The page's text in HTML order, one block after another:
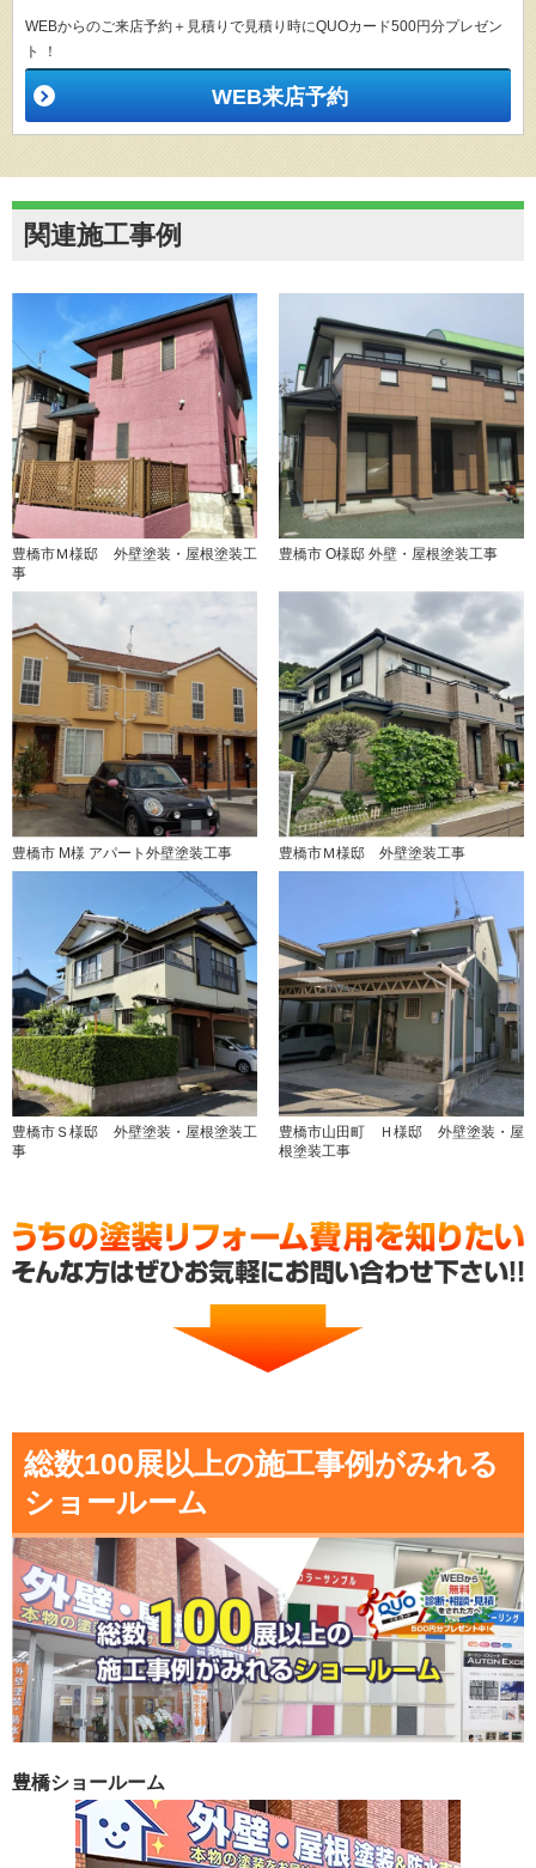
WEBからのご来店予約＋見積りで見積り時にQUOカード500円分プレゼン
ト ！
WEB来店予約
関連施工事例
豊橋市Ｍ様邸 外壁塗装・屋根塗装工
事
豊橋市 O様邸 外壁・屋根塗装工事
豊橋市 M様 アパート外壁塗装工事 豊橋市Ｍ様邸 外壁塗装工事
豊橋市Ｓ様邸 外壁塗装・屋根塗装工
事
豊橋市山田町 Ｈ様邸 外壁塗装・屋
根塗装工事
総数100展以上の施工事例がみれる
ショールーム
豊橋ショールーム